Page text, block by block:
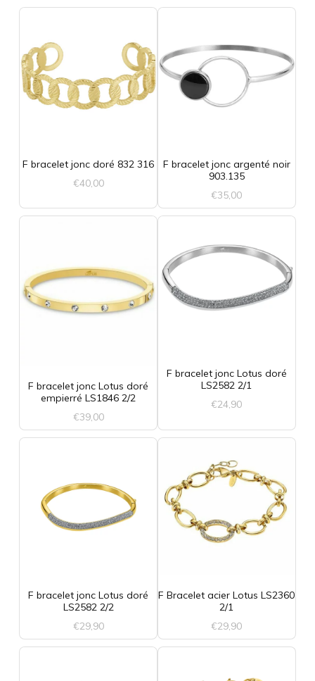
F bracelet jonc doré 832 316
€40,00
F bracelet jonc argenté noir
903.135
€35,00
F bracelet jonc Lotus doré
empierré LS1846 2/2
€39,00
F bracelet jonc Lotus doré
LS2582 2/1
€24,90
F bracelet jonc Lotus doré
LS2582 2/2
€29,90
F Bracelet acier Lotus LS2360
2/1
€29,90